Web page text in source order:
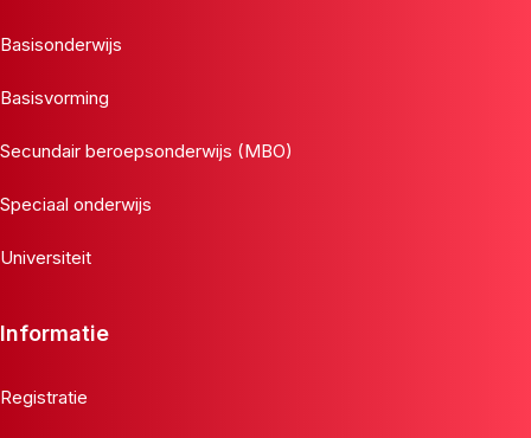
Basisonderwijs
Basisvorming
Secundair beroepsonderwijs (MBO)
Speciaal onderwijs
Universiteit
Informatie
Registratie